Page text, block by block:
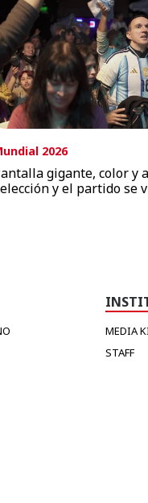
2026
gigante, color y
y el partido se
MEDIA
STAFF